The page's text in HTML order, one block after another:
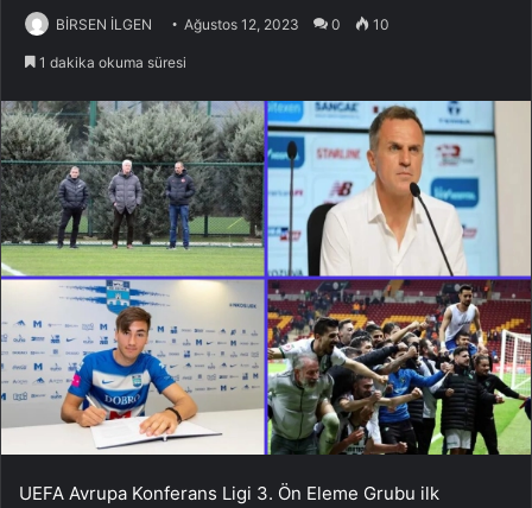
BİRSEN İLGEN Ağustos 12, 2023 0 10
1 dakika okuma süresi
UEFA Avrupa Konferans Ligi 3. Ön Eleme Grubu ilk